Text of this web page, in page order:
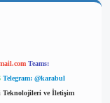
Teams:
Telegram: @karabul
Teknolojileri ve İletişim